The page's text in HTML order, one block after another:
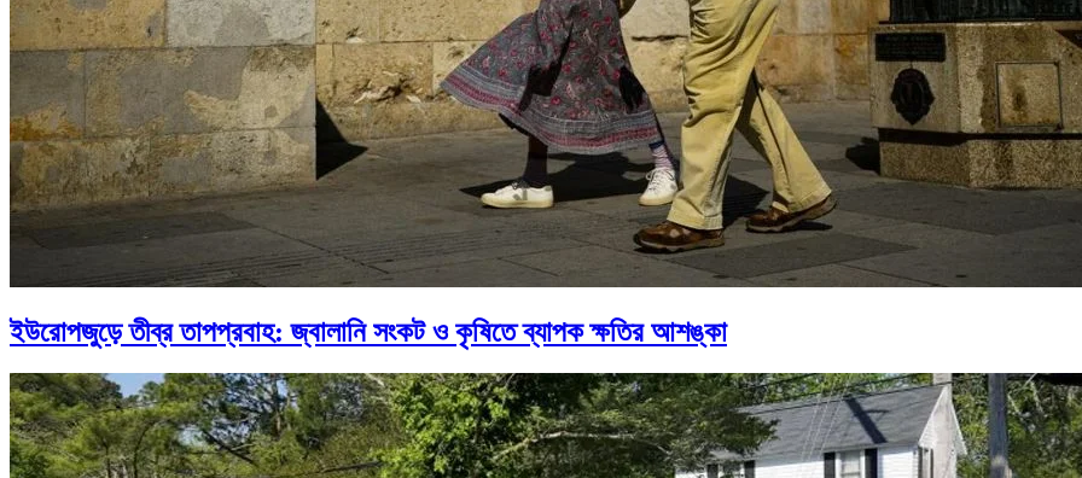
ইউরোপজুড়ে তীব্র তাপপ্রবাহ: জ্বালানি সংকট ও কৃষিতে ব্যাপক ক্ষতির আশঙ্কা